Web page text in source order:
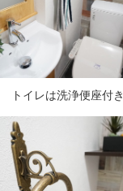
トイレは洗浄便座付き